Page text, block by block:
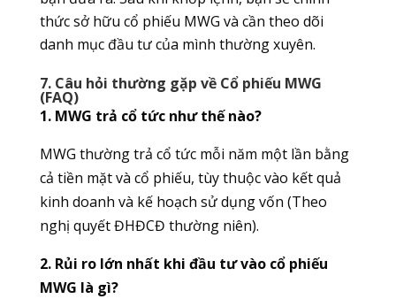
thức sở hữu cổ phiếu MWG và cần theo dõi
danh mục đầu tư của mình thường xuyên.
7. Câu hỏi thường gặp về Cổ phiếu MWG
(FAQ)
1. MWG trả cổ tức như thế nào?
MWG thường trả cổ tức mỗi năm một lần bằng
cả tiền mặt và cổ phiếu, tùy thuộc vào kết quả
kinh doanh và kế hoạch sử dụng vốn (Theo
nghị quyết ĐHĐCĐ thường niên).
2. Rủi ro lớn nhất khi đầu tư vào cổ phiếu
MWG là gì?